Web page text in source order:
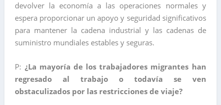
devolver la economía a las operaciones normales y
espera proporcionar un apoyo y seguridad significativos
para mantener la cadena industrial y las cadenas de
suministro mundiales estables y seguras.
P: ¿La mayoría de los trabajadores migrantes han
regresado al trabajo o todavía se ven
obstaculizados por las restricciones de viaje?